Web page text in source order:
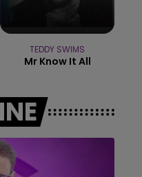
TEDDY SWIMS
Mr Know It All